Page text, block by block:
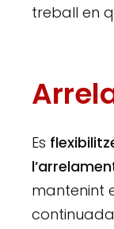
treball en
Es
mantenint